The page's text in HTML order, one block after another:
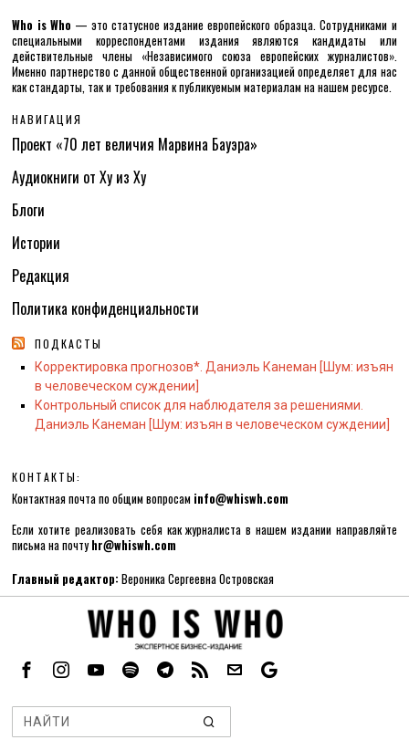
Who is Who — это статусное издание европейского образца. Сотрудниками и
специальными корреспондентами издания являются кандидаты или
действительные члены «Независимого союза европейских журналистов».
Именно партнерство с данной общественной организацией определяет для нас
как стандарты, так и требования к публикуемым материалам на нашем ресурсе.
НАВИГАЦИЯ
Проект «70 лет величия Марвина Бауэра»
Аудиокниги от Ху из Ху
Блоги
Истории
Редакция
Политика конфиденциальности
ПОДКАСТЫ
Корректировка прогнозов*. Даниэль Канеман [Шум: изъян
в человеческом суждении]
Контрольный список для наблюдателя за решениями.
Даниэль Канеман [Шум: изъян в человеческом суждении]
КОНТАКТЫ:
Контактная почта по общим вопросам info@whiswh.com
Если хотите реализовать себя как журналиста в нашем издании направляйте
письма на почтуhr@whiswh.com
Главный редактор: Вероника Сергеевна Островская